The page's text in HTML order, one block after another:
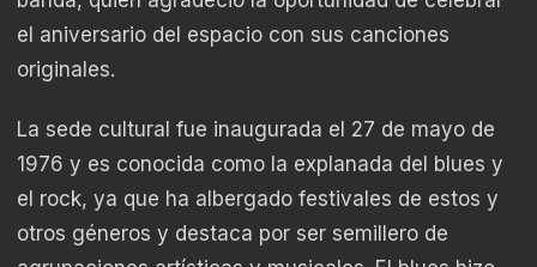
el aniversario del espacio con sus canciones
originales.
La sede cultural fue inaugurada el 27 de mayo de
1976 y es conocida como la explanada del blues y
el rock, ya que ha albergado festivales de estos y
otros géneros y destaca por ser semillero de